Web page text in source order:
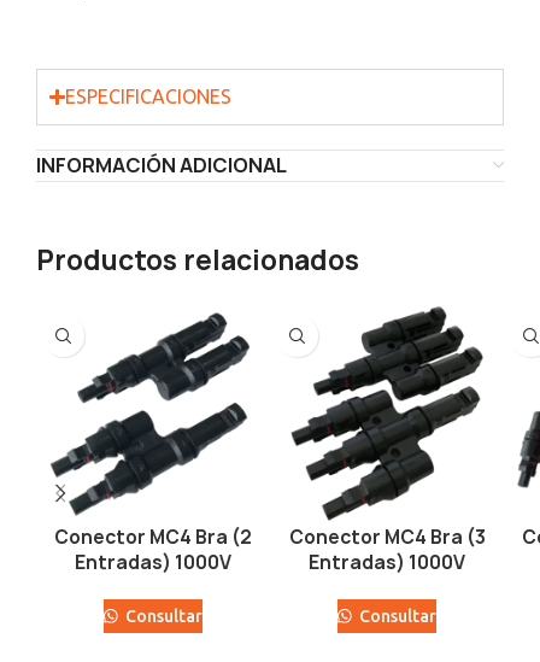
ESPECIFICACIONES
INFORMACIÓN ADICIONAL
Productos relacionados
Conector MC4 Bra (2
Entradas) 1000V
Consultar
Conector MC4 Bra (3
Entradas) 1000V
Consultar